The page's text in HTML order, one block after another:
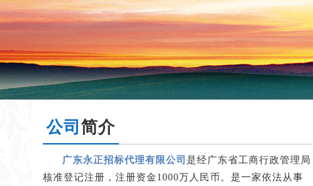
公司 简介
广东永正招标代理有限公司 是经广东省工商行政管理局
核准登记注册，注册资金1000万人民币。是一家依法从事